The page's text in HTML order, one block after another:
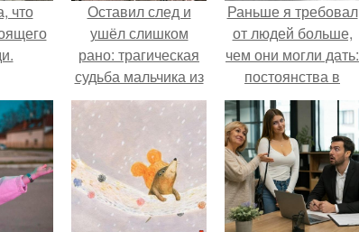
что
Оставил след и
ушёл слишком
рано: трагическая
судьба мальчика из
фильма
"Максимка".
Раньше я требовал
от людей больше,
чем они могли дать:
постоянства в
дружбе, верности в
чувствах.